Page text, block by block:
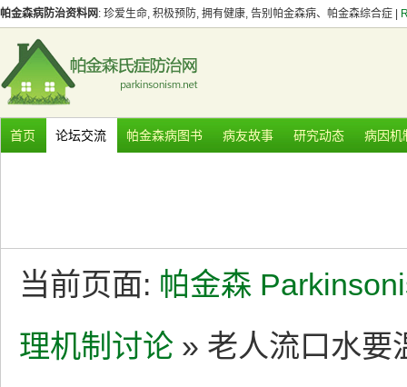
帕金森病防治资料网 : 珍爱生命, 积极预防, 拥有健康, 告别帕金森病、帕金森综合症 |
首页 论坛交流 帕金森病图书 病友故事 研究动态 病因机
当前页面: 帕金森
理机制讨论 » 老人流口水要